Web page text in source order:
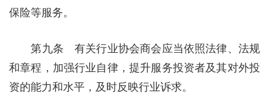
保险等服务。
第九条 有关行业协会商会应当依照法律、法规
和章程，加强行业自律，提升服务投资者及其对外投
资的能力和水平，及时反映行业诉求。